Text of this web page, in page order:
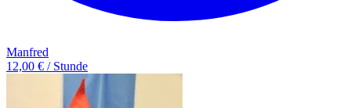
Manfred
12,00 € / Stunde